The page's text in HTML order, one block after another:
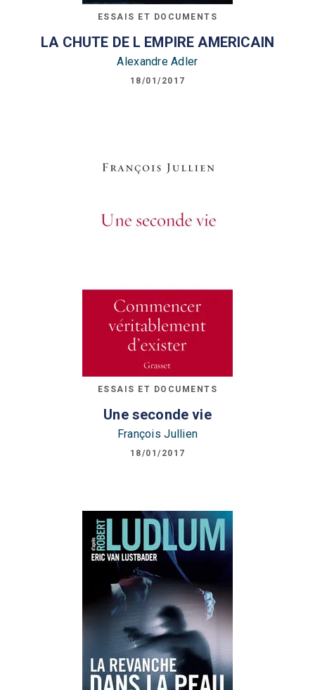
ESSAIS ET DOCUMENTS
LA CHUTE DE L EMPIRE AMERICAIN
Alexandre Adler
18/01/2017
ESSAIS ET DOCUMENTS
Une seconde vie
François Jullien
18/01/2017